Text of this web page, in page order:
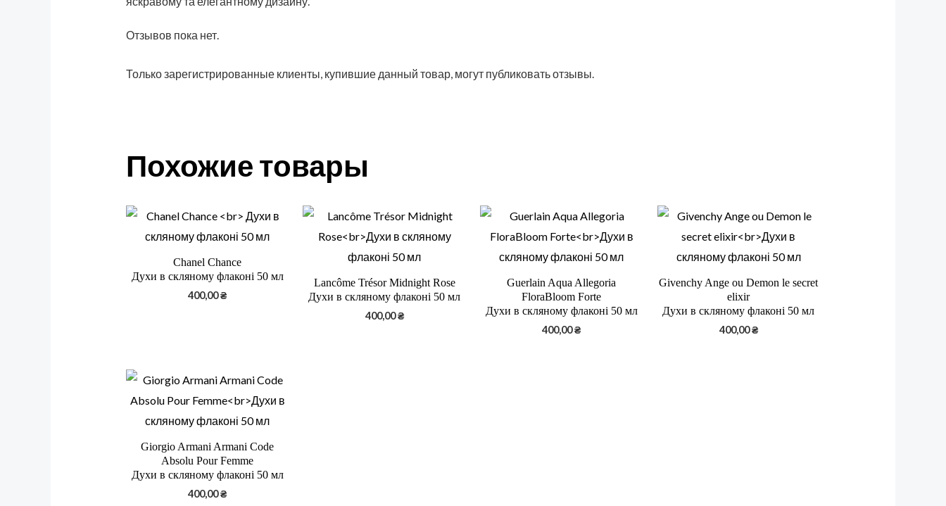
Отзывов пока нет.
Только зарегистрированные клиенты, купившие данный товар, могут публиковать отзывы.
Похожие товары
Chanel Chance
Духи в скляному флаконі 50 мл
400,00₴
Lancôme Trésor Midnight Rose
Духи в скляному флаконі 50 мл
400,00₴
Guerlain Aqua Allegoria
FloraBloom Forte
Духи в скляному флаконі 50 мл
400,00₴
Givenchy Ange ou Demon le secret
elixir
Духи в скляному флаконі 50 мл
400,00₴
Giorgio Armani Armani Code
Absolu Pour Femme
Духи в скляному флаконі 50 мл
400,00₴